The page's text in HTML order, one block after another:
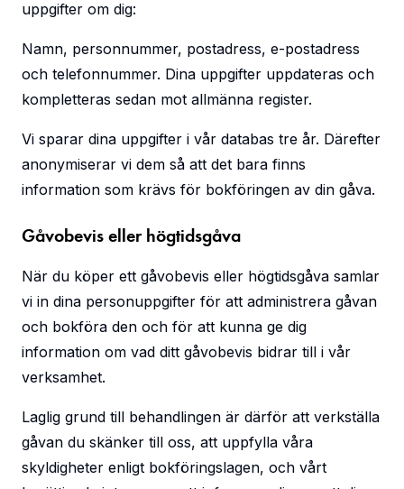
uppgifter om dig:
Namn, personnummer, postadress, e-postadress
och telefonnummer. Dina uppgifter uppdateras och
kompletteras sedan mot allmänna register.
Vi sparar dina uppgifter i vår databas tre år. Därefter
anonymiserar vi dem så att det bara finns
information som krävs för bokföringen av din gåva.
Gåvobevis eller högtidsgåva
När du köper ett gåvobevis eller högtidsgåva samlar
vi in dina personuppgifter för att administrera gåvan
och bokföra den och för att kunna ge dig
information om vad ditt gåvobevis bidrar till i vår
verksamhet.
Laglig grund till behandlingen är därför att verkställa
gåvan du skänker till oss, att uppfylla våra
skyldigheter enligt bokföringslagen, och vårt